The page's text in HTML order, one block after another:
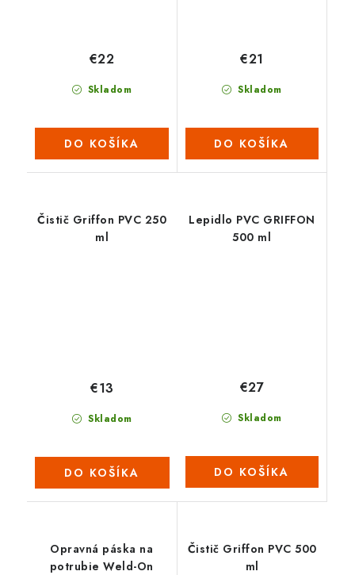
Skladom
€22
DO KOŠÍKA
Skladom
€21
DO KOŠÍKA
Čistič Griffon PVC 250
ml
Skladom
€13
DO KOŠÍKA
Lepidlo PVC GRIFFON
500 ml
Skladom
€27
DO KOŠÍKA
Opravná páska na
potrubie Weld-On
Čistič Griffon PVC 500
ml